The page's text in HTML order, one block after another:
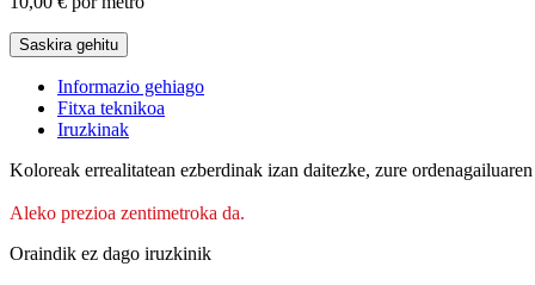
Saskira gehitu
Informazio gehiago
Fitxa teknikoa
Iruzkinak
Koloreak errealitatean ezberdinak izan daitezke, zure
Aleko prezioa zentimetroka da.
Oraindik ez dago iruzkinik